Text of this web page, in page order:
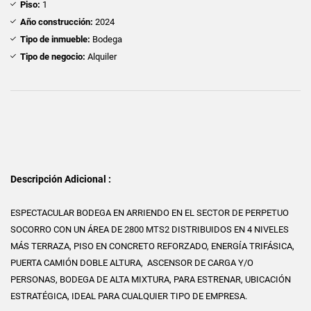
Piso: 1
Año construcción: 2024
Tipo de inmueble: Bodega
Tipo de negocio: Alquiler
Descripción Adicional :
ESPECTACULAR BODEGA EN ARRIENDO EN EL SECTOR DE PERPETUO
SOCORRO CON UN ÁREA DE 2800 MTS2 DISTRIBUIDOS EN 4 NIVELES
MÁS TERRAZA, PISO EN CONCRETO REFORZADO, ENERGÍA TRIFÁSICA,
PUERTA CAMIÓN DOBLE ALTURA, ASCENSOR DE CARGA Y/O
PERSONAS, BODEGA DE ALTA MIXTURA, PARA ESTRENAR, UBICACIÓN
ESTRATÉGICA, IDEAL PARA CUALQUIER TIPO DE EMPRESA.